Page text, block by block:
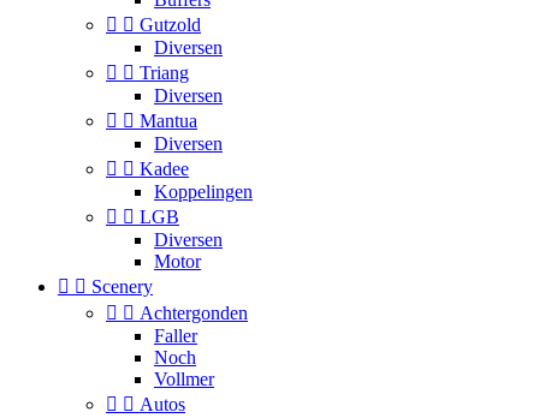
  Gutzold
Diversen
  Triang
Diversen
  Mantua
Diversen
  Kadee
Koppelingen
  LGB
Diversen
Motor
  Scenery
  Achtergonden
Faller
Noch
Vollmer
  Autos